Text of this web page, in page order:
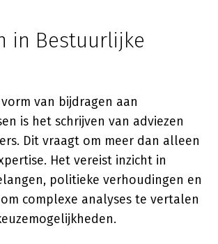
in Bestuurlijke
van bijdragen aan
is het schrijven van adviezen
Dit vraagt om meer dan alleen
Het vereist inzicht in
politieke verhoudingen en
complexe analyses te vertalen